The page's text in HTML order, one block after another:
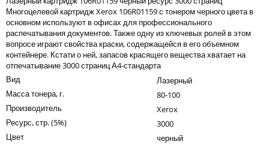
Konica Minolta
Kyocera
Lexmark
OKI
Panasonic
Ricoh
Многоцелевой картридж Xerox 106R01159 с тонером черного цвета в
основном используют в офисах для профессионального
распечатывания документов. Также одну из ключевых ролей в этом
вопросе играют свойства краски, содержащейся в его объемном
контейнере. Кстати о ней, запасов красящего вещества хватает на
отпечатывание 3000 страниц А4-стандарта
Вид
Лазерный
Масса тонера, г.
80-100
Производитель
Xerox
Ресурс, стр. (5%)
3000
Цвет
черный